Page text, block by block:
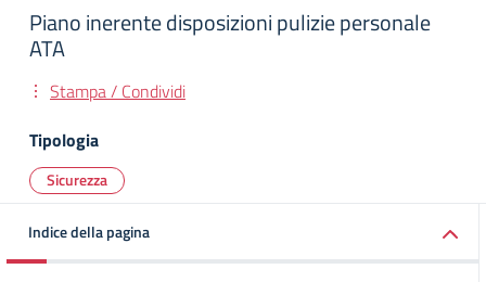
Piano inerente disposizioni pulizie personale
ATA
Stampa / Condividi
Tipologia
Sicurezza
Indice della pagina